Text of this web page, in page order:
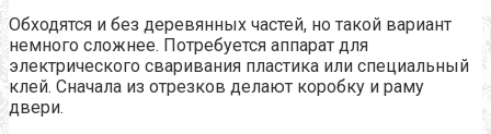
Обходятся и без деревянных частей, но такой вариант
немного сложнее. Потребуется аппарат для
электрического сваривания пластика или специальный
клей. Сначала из отрезков делают коробку и раму
двери.